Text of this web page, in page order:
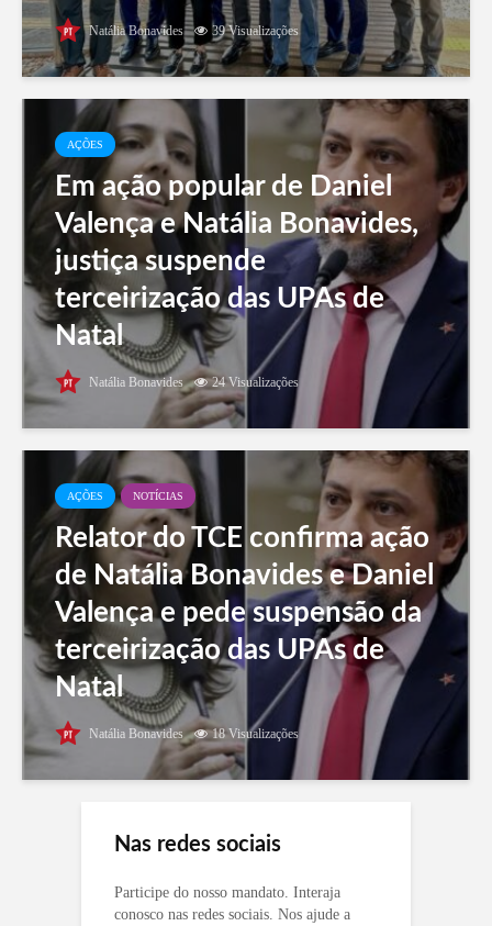
Natália Bonavides 39 Visualizações
AÇÕES
Em ação popular de Daniel
Valença e Natália Bonavides,
justiça suspende
terceirização das UPAs de
Natal
Natália Bonavides 24 Visualizações
AÇÕES NOTÍCIAS
Relator do TCE confirma ação
de Natália Bonavides e Daniel
Valença e pede suspensão da
terceirização das UPAs de
Natal
Natália Bonavides 18 Visualizações
Nas redes sociais
Participe do nosso mandato. Interaja
conosco nas redes sociais. Nos ajude a